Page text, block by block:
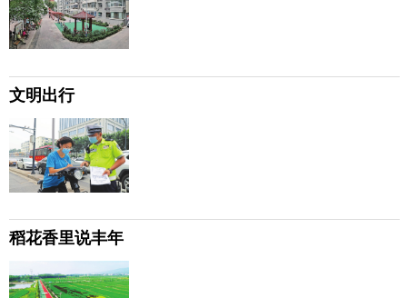
文明出行
稻花香里说丰年